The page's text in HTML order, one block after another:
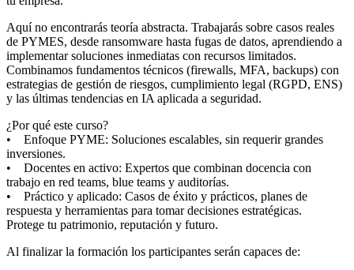
Aquí no encontrarás teoría abstracta. Trabajarás sobre casos reales
de PYMES, desde ransomware hasta fugas de datos, aprendiendo a
implementar soluciones inmediatas con recursos limitados.
Combinamos fundamentos técnicos (firewalls, MFA, backups) con
estrategias de gestión de riesgos, cumplimiento legal (RGPD, ENS)
y las últimas tendencias en IA aplicada a seguridad.
¿Por qué este curso?
• Enfoque PYME: Soluciones escalables, sin requerir grandes
inversiones.
• Docentes en activo: Expertos que combinan docencia con
trabajo en red teams, blue teams y auditorías.
• Práctico y aplicado: Casos de éxito y prácticos, planes de
respuesta y herramientas para tomar decisiones estratégicas.
Protege tu patrimonio, reputación y futuro.
Al finalizar la formación los participantes serán capaces de: